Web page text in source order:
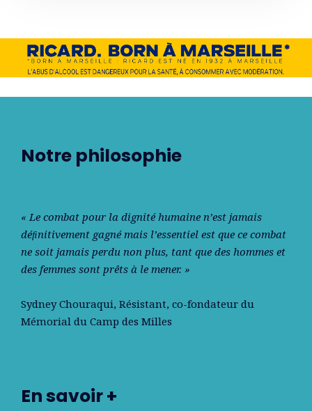
Notre philosophie
« Le combat pour la dignité humaine n’est jamais
déﬁnitivement gagné mais l’essentiel est que ce combat
ne soit jamais perdu non plus, tant que des hommes et
des femmes sont prêts à le mener. »
Sydney Chouraqui, Résistant, co-fondateur du
Mémorial du Camp des Milles
En savoir +